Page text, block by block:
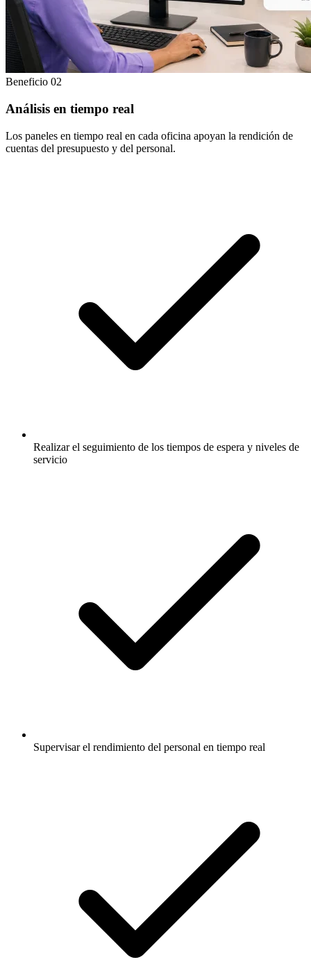
Beneficio 02
Análisis en tiempo real
Los paneles en tiempo real en cada oficina apoyan la rendición de
cuentas del presupuesto y del personal.
Realizar el seguimiento de los tiempos de espera y niveles de
servicio
Supervisar el rendimiento del personal en tiempo real